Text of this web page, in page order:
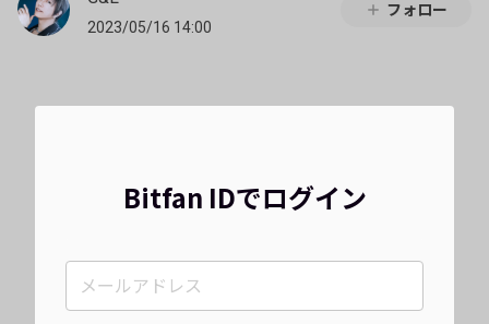
2023/05/16 14:00
フォロー
Bitfan IDでログイン